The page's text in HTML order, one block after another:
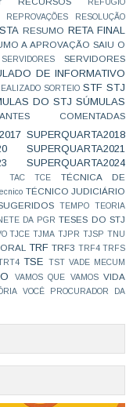
REFÚGIO
REPROVAÇÕES
RESOLUÇÃO
RESUMO RETA FINAL
A APROVAÇÃO SAIU O
SERVIDORES
SERVIDORES
DE INFORMATIVO
SORTEIO STF STJ
DO STJ SÚMULAS
COMENTADAS
SUPERQUARTA2018
SUPERQUARTA2021
SUPERQUARTA2024
TAC TCE
TÉCNICA DE
TÉCNICO JUDICIÁRIO
TEMPO
TEORIA
DA PGR TESES DO STJ
TJCE TJMA TJPR TJSP TNU
TRF TRF3 TRF4 TRFS
TSE TST VADE MECUM
VAMOS QUE VAMOS VIDA
VOCÊ PROCURADOR DA